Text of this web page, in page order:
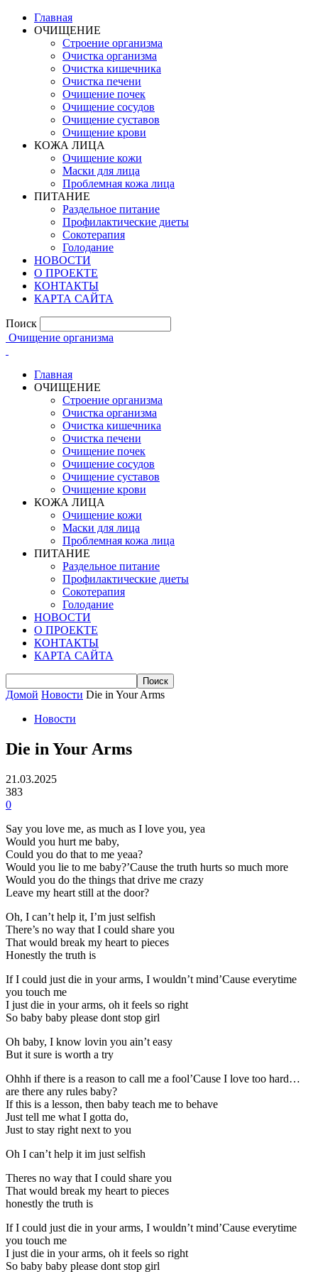
Главная
ОЧИЩЕНИЕ
Строение организма
Очистка организма
Очистка кишечника
Очистка печени
Очищение почек
Очищение сосудов
Очищение суставов
Очищение крови
КОЖА ЛИЦА
Очищение кожи
Маски для лица
Проблемная кожа лица
ПИТАНИЕ
Раздельное питание
Профилактические диеты
Сокотерапия
Голодание
НОВОСТИ
О ПРОЕКТЕ
КОНТАКТЫ
КАРТА САЙТА
Поиск
Очищение организма
Главная
ОЧИЩЕНИЕ
Строение организма
Очистка организма
Очистка кишечника
Очистка печени
Очищение почек
Очищение сосудов
Очищение суставов
Очищение крови
КОЖА ЛИЦА
Очищение кожи
Маски для лица
Проблемная кожа лица
ПИТАНИЕ
Раздельное питание
Профилактические диеты
Сокотерапия
Голодание
НОВОСТИ
О ПРОЕКТЕ
КОНТАКТЫ
КАРТА САЙТА
Домой Новости Die in Your Arms
Новости
Die in Your Arms
21.03.2025
383
0
Say you love me, as much as I love you, yea
Would you hurt me baby,
Could you do that to me yeaa?
Would you lie to me baby?’Cause the truth hurts so much more
Would you do the things that drive me crazy
Leave my heart still at the door?
Oh, I can’t help it, I’m just selfish
There’s no way that I could share you
That would break my heart to pieces
Honestly the truth is
If I could just die in your arms, I wouldn’t mind’Cause everytime
you touch me
I just die in your arms, oh it feels so right
So baby baby please dont stop girl
Oh baby, I know lovin you ain’t easy
But it sure is worth a try
Ohhh if there is a reason to call me a fool’Cause I love too hard…
are there any rules baby?
If this is a lesson, then baby teach me to behave
Just tell me what I gotta do,
Just to stay right next to you
Oh I can’t help it im just selfish
Theres no way that I could share you
That would break my heart to pieces
honestly the truth is
If I could just die in your arms, I wouldn’t mind’Cause everytime
you touch me
I just die in your arms, oh it feels so right
So baby baby please dont stop girl